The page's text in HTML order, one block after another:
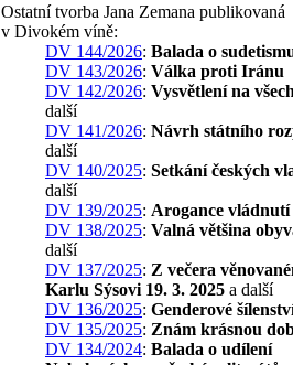
Ostatní tvorba Jana Zemana publikovaná
v Divokém víně:
DV 144/2026: Balada o
DV 143/2026: Válka proti Iránu
DV 142/2026: Vysvětlení na
další
DV 141/2026: Návrh státního
další
DV 140/2025: Setkání českých
další
DV 139/2025: Arogance vládnutí
DV 138/2025: Valná většina
další
DV 137/2025: Z večera
Karlu Sýsovi 19. 3. 2025 a další
DV 136/2025: Genderové
DV 135/2025: Znám krásnou
DV 134/2024: Balada o udílení